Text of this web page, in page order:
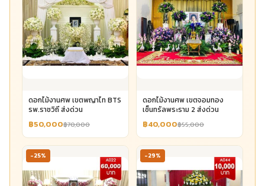
ดอกไม้งานศพ เขตพญาไท BTS
รพ.ราชวิถี ส่งด่วน
฿50,000฿70,000
ดอกไม้งานศพ เขตจอมทอง
เซ็นทรัลพระราม 2 ส่งด่วน
฿40,000฿55,000
-25% -29%